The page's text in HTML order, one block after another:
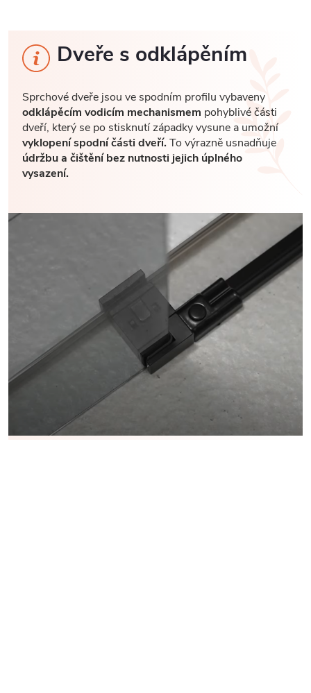
Dveře s odklápěním
Sprchové dveře jsou ve spodním profilu vybaveny
odklápěcím vodicím mechanismem pohyblivé části
dveří, který se po stisknutí západky vysune a umožní
vyklopení spodní části dveří.To výrazně usnadňuje
údržbu a čištění bez nutnosti jejich úplného
vysazení.